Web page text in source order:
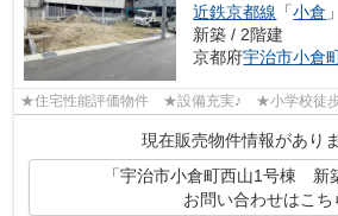
近鉄京都線 「小倉
新築 / 2階建
京都府宇治市小倉
★住宅性能評価物件 ★設備充実♪ ★小学校徒歩
現在販売物件情報がありま
「宇治市小倉町西山1号棟 新
お問い合わせはこち